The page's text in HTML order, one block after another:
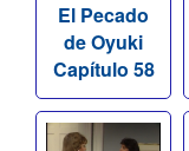
El Pecado
de Oyuki
Capítulo 58